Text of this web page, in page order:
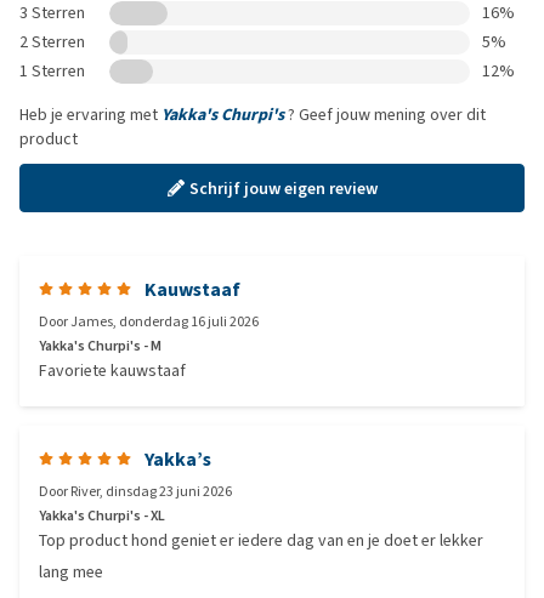
3 Sterren
16%
2 Sterren
5%
1 Sterren
12%
Heb je ervaring met Yakka's Churpi's? Geef jouw mening over dit
product
Schrijf jouw eigen review
Kauwstaaf
DoorJames, donderdag 16 juli 2026
Yakka's Churpi's - M
Favoriete kauwstaaf
Yakka’s
DoorRiver, dinsdag 23 juni 2026
Yakka's Churpi's - XL
Top product hond geniet er iedere dag van en je doet er lekker
lang mee